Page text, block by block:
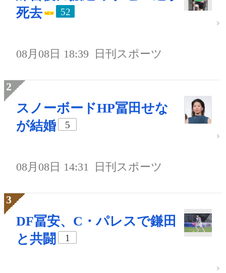
死去
52
08月08日 18:39 日刊スポーツ
スノーボードHP冨田せな
が結婚
5
08月08日 14:31 日刊スポーツ
DF冨安、C・パレスで鎌田
と共闘
1